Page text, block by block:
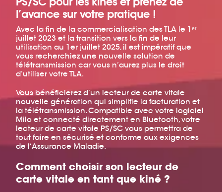
l’avance sur votre pratique !
Avec la fin de la commercialisation des TLA le 1ᵉʳ
juillet 2023 et la transition vers la fin de leur
utilisation au 1er juillet 2025, il est impératif que
vous recherchiez une nouvelle solution de
télétransmission car vous n’aurez plus le droit
d’utiliser votre TLA.
Vous bénéficierez d’un lecteur de carte vitale
nouvelle génération qui simplifie la facturation et
la télétransmission. Compatible avec votre logiciel
Milo et connecté directement en Bluetooth, votre
lecteur de carte vitale PS/SC vous permettra de
tout faire en sécurisé et conforme aux exigences
de l’Assurance Maladie.
Comment choisir son lecteur de
carte vitale en tant que kiné ?